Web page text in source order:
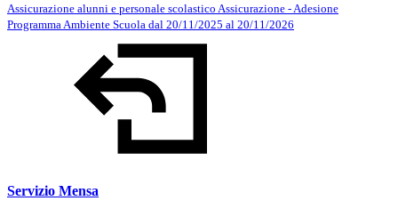
Assicurazione alunni e personale scolastico Assicurazione - Adesione
Programma Ambiente Scuola dal 20/11/2025 al 20/11/2026
Servizio Mensa